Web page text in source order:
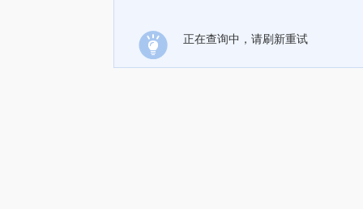
正在查询中，请刷新重试